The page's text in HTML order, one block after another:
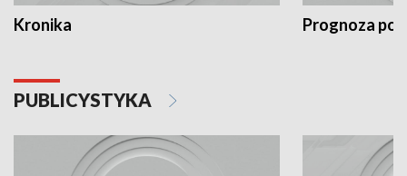
Kronika Prognoza
PUBLICYSTYKA